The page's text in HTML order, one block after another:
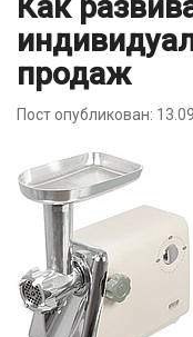
продаж
Пост опубликован: